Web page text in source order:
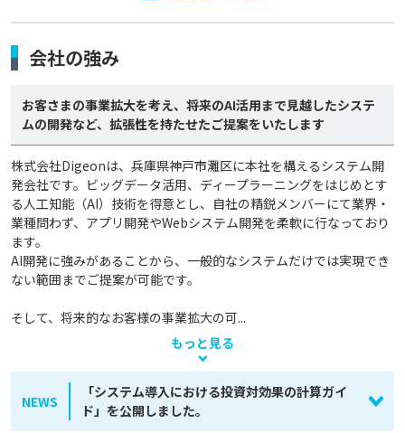
会社の強み
お客さまの事業拡大を考え、将来のAI活用まで見越したシステ
ムの開発など、拡張性を持たせたご提案をいたします
株式会社Digeonは、兵庫県神戸市灘区に本社を構えるシステム開
発会社です。ビッグデータ活用、ディープラーニングをはじめとす
る人工知能（AI）技術を得意とし、自社の精鋭メンバーにて業界・
業種問わず、アプリ開発やWebシステム開発を柔軟に行なっており
ます。
AI開発に強みがあることから、一般的なシステムだけでは実現でき
ない範囲までご提案が可能です。
そして、将来的なお客様の事業拡大の可...
もっと見る
NEWS
「システム導入における投資対効果の計算ガイ
ド」を公開しました。